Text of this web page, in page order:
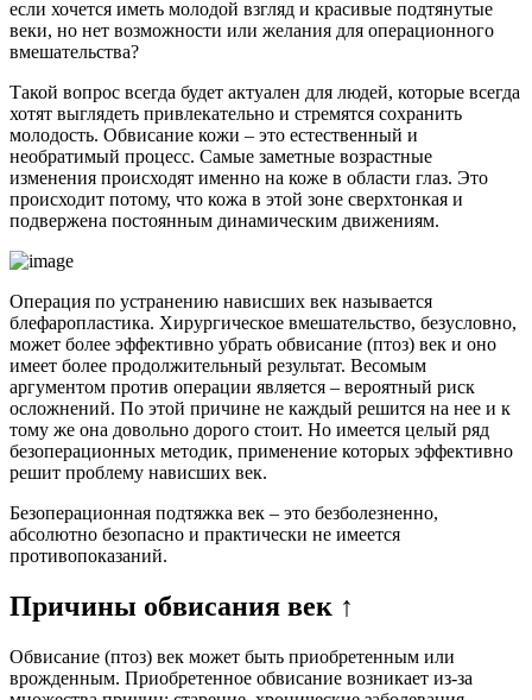
если хочется иметь молодой взгляд и красивые подтянутые
веки, но нет возможности или желания для операционного
вмешательства?
Такой вопрос всегда будет актуален для людей, которые всегда
хотят выглядеть привлекательно и стремятся сохранить
молодость. Обвисание кожи – это естественный и
необратимый процесс. Самые заметные возрастные
изменения происходят именно на коже в области глаз. Это
происходит потому, что кожа в этой зоне сверхтонкая и
подвержена постоянным динамическим движениям.
Операция по устранению нависших век называется
блефаропластика. Хирургическое вмешательство, безусловно,
может более эффективно убрать обвисание (птоз) век и оно
имеет более продолжительный результат. Весомым
аргументом против операции является – вероятный риск
осложнений. По этой причине не каждый решится на нее и к
тому же она довольно дорого стоит. Но имеется целый ряд
безоперационных методик, применение которых эффективно
решит проблему нависших век.
Безоперационная подтяжка век – это безболезненно,
абсолютно безопасно и практически не имеется
противопоказаний.
Причины обвисания век ↑
Обвисание (птоз) век может быть приобретенным или
врожденным. Приобретенное обвисание возникает из-за